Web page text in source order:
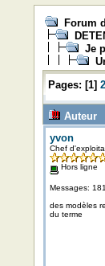
Forum
Je
Pages: [1] 2
Auteur
yvon
Chef
Hors ligne
Messages:
des modèles
du terme